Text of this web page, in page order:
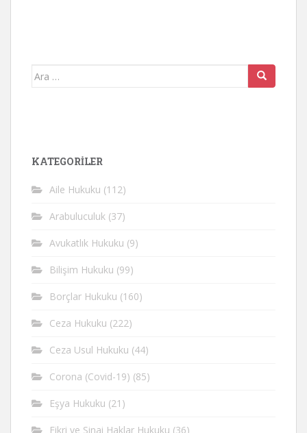
Arama
KATEGORİLER
Aile Hukuku (112)
Arabuluculuk (37)
Avukatlık Hukuku (9)
Bilişim Hukuku (99)
Borçlar Hukuku (160)
Ceza Hukuku (222)
Ceza Usul Hukuku (44)
Corona (Covid-19) (85)
Eşya Hukuku (21)
Fikri ve Sinai Haklar Hukuku (36)